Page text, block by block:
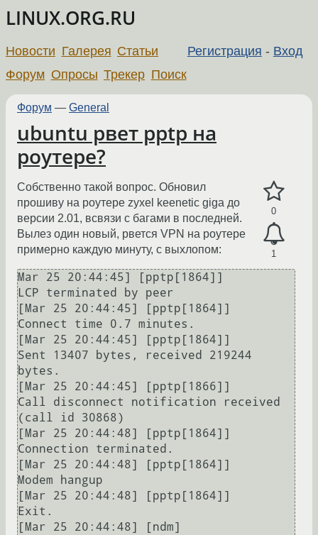
LINUX.ORG.RU
Регистрация - Вход
Новости Галерея Статьи
Форум Опросы Трекер Поиск
Форум — General
ubuntu рвет pptp на
роутере?
0
1
Собственно такой вопрос. Обновил
прошиву на роутере zyxel keenetic giga до
версии 2.01, всвязи с багами в последней.
Вылез один новый, рвется VPN на роутере
примерно каждую минуту, с выхлопом:
Mar 25 20:44:45] [pptp[1864]]
LCP terminated by peer
[Mar 25 20:44:45] [pptp[1864]]
Connect time 0.7 minutes.
[Mar 25 20:44:45] [pptp[1864]]
Sent 13407 bytes, received 219244
bytes.
[Mar 25 20:44:45] [pptp[1866]]
Call disconnect notification received
(call id 30868)
[Mar 25 20:44:48] [pptp[1864]]
Connection terminated.
[Mar 25 20:44:48] [pptp[1864]]
Modem hangup
[Mar 25 20:44:48] [pptp[1864]]
Exit.
[Mar 25 20:44:48] [ndm]